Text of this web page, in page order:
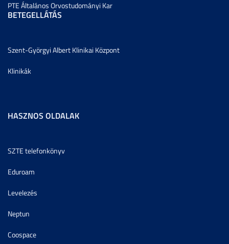
PTE Általános Orvostudományi Kar
BETEGELLÁTÁS
Szent-Györgyi Albert Klinikai Központ
Klinikák
HASZNOS OLDALAK
SZTE telefonkönyv
Eduroam
Levelezés
Neptun
Coospace